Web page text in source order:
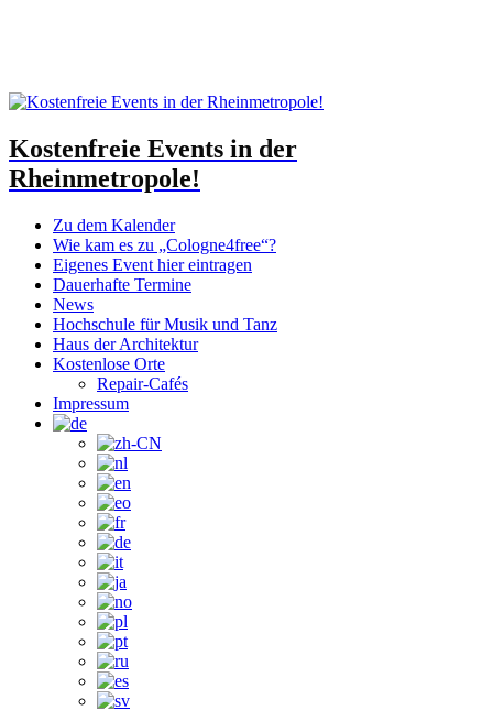
Kostenfreie Events in der
Rheinmetropole!
Zu dem Kalender
Wie kam es zu „Cologne4free“?
Eigenes Event hier eintragen
Dauerhafte Termine
News
Hochschule für Musik und Tanz
Haus der Architektur
Kostenlose Orte
Repair-Cafés
Impressum